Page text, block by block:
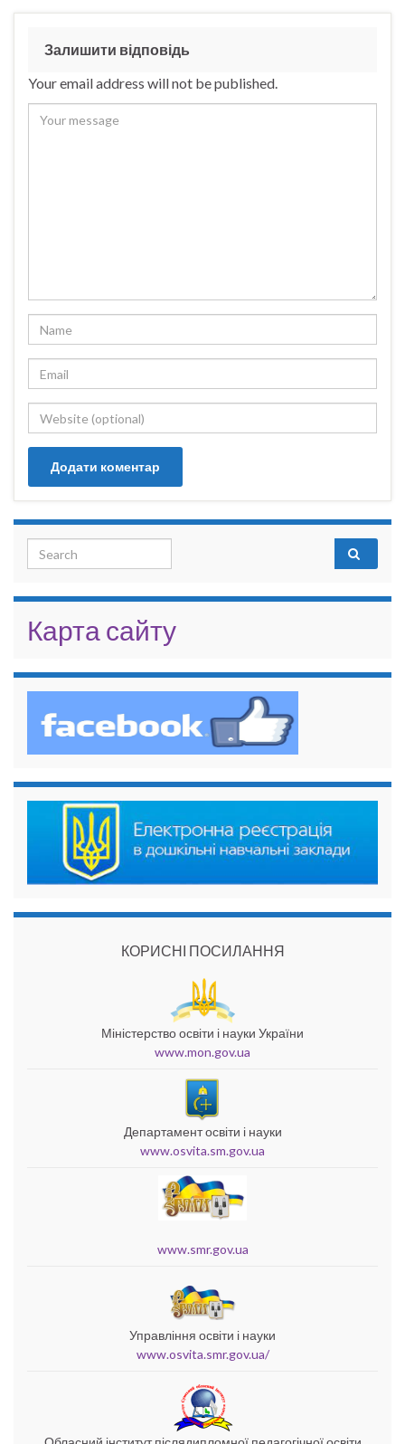
Залишити відповідь
Your email address will not be published.
Search for:
Карта сайту
КОРИСНІ ПОСИЛАННЯ
Міністерство освіти і науки України
www.mon.gov.ua
Департамент освіти і науки
www.osvita.sm.gov.ua
www.smr.gov.ua
Управління освіти і науки
www.osvita.smr.gov.ua/